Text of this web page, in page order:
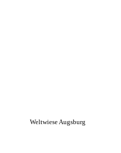
Weltwiese Augsburg